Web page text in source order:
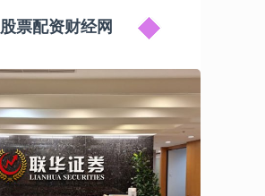
股票配资财经网